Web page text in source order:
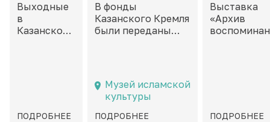
Выходные
в
Казанском
ПОДРОБНЕЕ
В фонды
Казанского Кремля
были переданы
Казани и
татарской
культуре
Музей исламской
культуры
ПОДРОБНЕЕ
Выставка
«Архив
ПОДРОБНЕЕ